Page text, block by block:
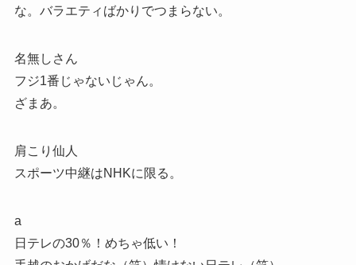
な。バラエティばかりでつまらない。
名無しさん
フジ1番じゃないじゃん。
ざまあ。
肩こり仙人
スポーツ中継はNHKに限る。
a
日テレの30％！めちゃ低い！